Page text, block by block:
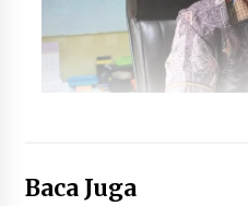
Baca Juga